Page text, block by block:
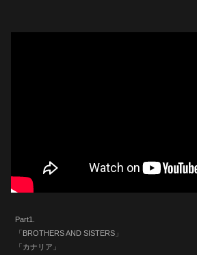
Part1.
「BROTHERS AND SISTERS」
「カナリア」